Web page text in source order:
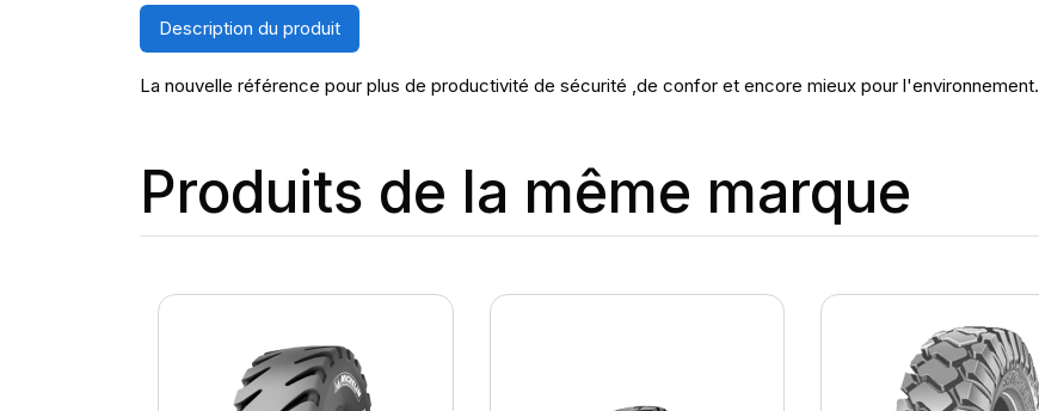
Description du produit
La nouvelle référence pour plus de productivité de sécurité ,de confor et encore mieux pour l'environnement.
Produits de la même marque